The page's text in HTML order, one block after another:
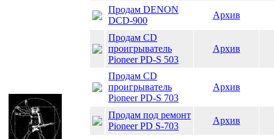
Продам DENON
DCD-900
Архив
Продам CD
проигрыватель
Pioneer PD-S 503
Архив
Продам CD
проигрыватель
Pioneer PD-S 703
Архив
Продам под ремонт
Pioneer PD S-703
Архив